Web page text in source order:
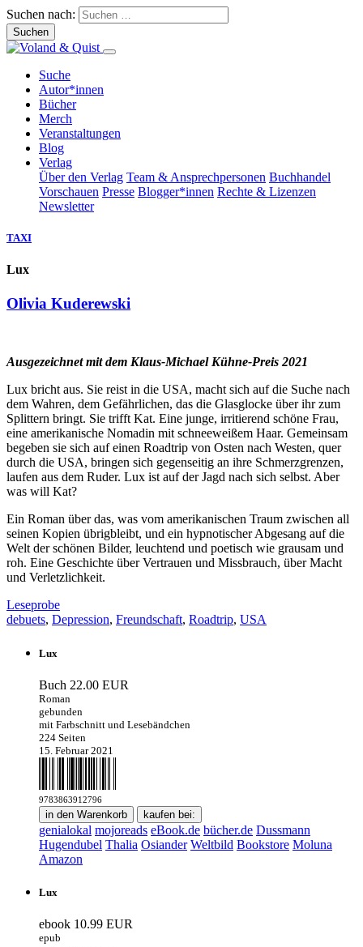
Suchen nach:
Suche
Autor*innen
Bücher
Merch
Veranstaltungen
Blog
Verlag
Über den Verlag Team & Ansprechpersonen Buchhandel
Vorschauen Presse Blogger*innen Rechte & Lizenzen
Newsletter
TAXI
Lux
Olivia Kuderewski
Ausgezeichnet mit dem Klaus-Michael Kühne-Preis 2021
Lux bricht aus. Sie reist in die USA, macht sich auf die Suche nach
dem Wahren, dem Gefährlichen, das die Glasglocke über ihr zum
Splittern bringt. Sie trifft Kat. Eine junge, irritierend schöne Frau,
eine amerikanische Nomadin mit schneeweißem Haar. Gemeinsam
begeben sie sich auf einen Roadtrip von Osten nach Westen, quer
durch die USA, bringen sich gegenseitig an ihre Schmerzgrenzen,
laufen aus dem Ruder. Lux ist auf der Jagd nach sich selbst. Aber
was will Kat?
Ein Roman über das, was vom amerikanischen Traum zwischen all
seinen Kopien übrigbleibt, und ein hypnotischer Abgesang auf die
Welt der schönen Bilder, leuchtend und poetisch wie grausam und
roh. Eine Geschichte über Vertrauen und Missbrauch, über Macht
und Verletzlichkeit.
Leseprobe
debuets, Depression, Freundschaft, Roadtrip, USA
Lux
Buch 22.00 EUR
Roman
gebunden
mit Farbschnitt und Lesebändchen
224 Seiten
15. Februar 2021
9783863912796
in den Warenkorb kaufen bei:
genialokal mojoreads eBook.de bücher.de Dussmann
Hugendubel Thalia Osiander Weltbild Bookstore Moluna
Amazon
Lux
ebook 10.99 EUR
epub